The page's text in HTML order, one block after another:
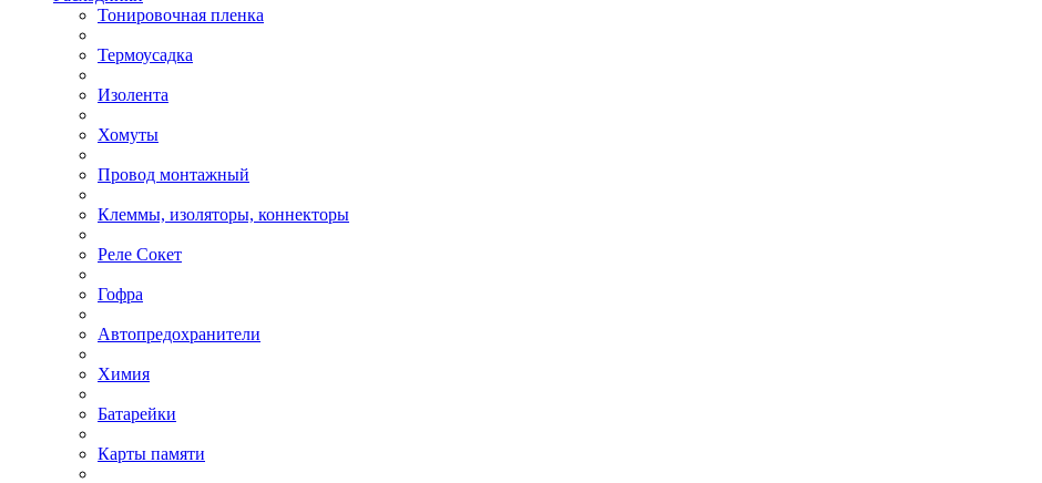
Тонировочная пленка
Термоусадка
Изолента
Хомуты
Провод монтажный
Клеммы, изоляторы, коннекторы
Реле Сокет
Гофра
Автопредохранители
Химия
Батарейки
Карты памяти